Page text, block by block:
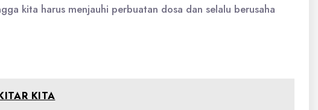
kita harus menjauhi perbuatan dosa dan selalu berusaha
KITA